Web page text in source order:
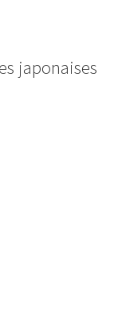
japonaises